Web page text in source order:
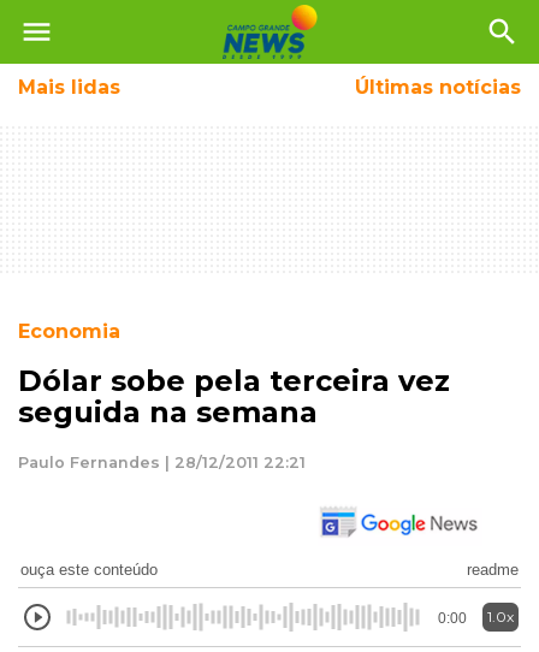
menu search
Mais lidas Últimas notícias
Economia
Dólar sobe pela terceira vez
seguida na semana
Paulo Fernandes | 28/12/2011 22:21
ouça este conteúdo readme
0:00 1.0x